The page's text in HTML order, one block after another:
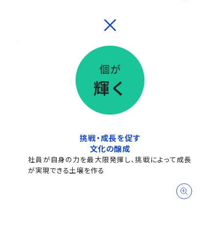
挑戦・成長を促す
文化の醸成
社員が自身の力を最大限発揮し、挑戦によって成長
が実現できる土壌を作る